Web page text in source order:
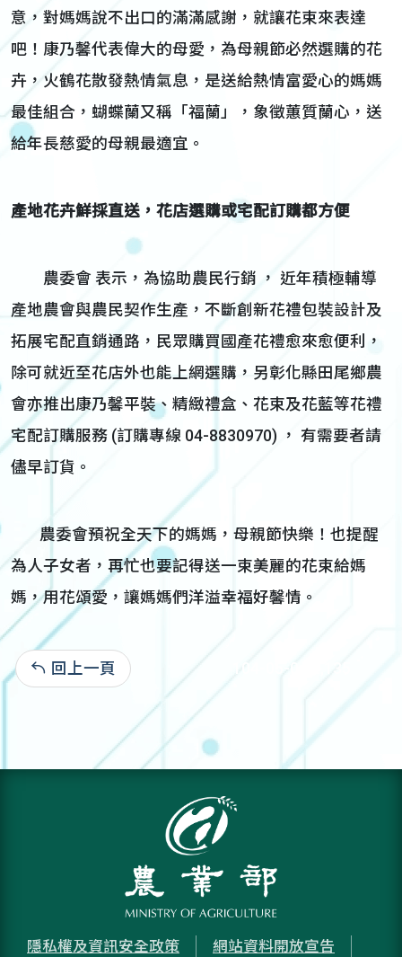
意，對媽媽說不出口的滿滿感謝，就讓花束來表達
吧！康乃馨代表偉大的母愛，為母親節必然選購的花
卉，火鶴花散發熱情氣息，是送給熱情富愛心的媽媽
最佳組合，蝴蝶蘭又稱「福蘭」，象徵蕙質蘭心，送
給年長慈愛的母親最適宜。
產地花卉鮮採直送，花店選購或宅配訂購都方便
農委會 表示，為協助農民行銷 ， 近年積極輔導
產地農會與農民契作生產，不斷創新花禮包裝設計及
拓展宅配直銷通路，民眾購買國產花禮愈來愈便利，
除可就近至花店外也能上網選購，另彰化縣田尾鄉農
會亦推出康乃馨平裝、精緻禮盒、花束及花藍等花禮
宅配訂購服務 (訂購專線 04-8830970) ， 有需要者請
儘早訂貨。
農委會預祝全天下的媽媽，母親節快樂！也提醒
為人子女者，再忙也要記得送一束美麗的花束給媽
媽，用花頌愛，讓媽媽們洋溢幸福好馨情。
回上一頁 104-05-04:2,135
隱私權及資訊安全政策 網站資料開放宣告